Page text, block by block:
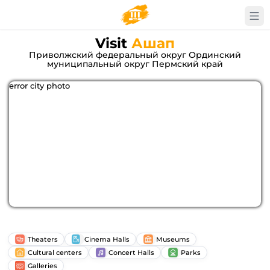
Visit Ашап
Приволжский федеральный округ Ординский
муниципальный округ Пермский край
error city photo
Theaters Cinema Halls
Museums
Cultural centers
Concert Halls
Parks
Galleries